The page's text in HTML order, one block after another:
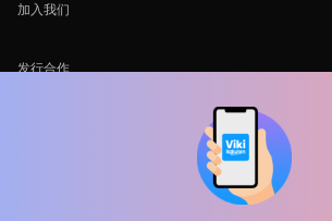
加入我们
发行合作